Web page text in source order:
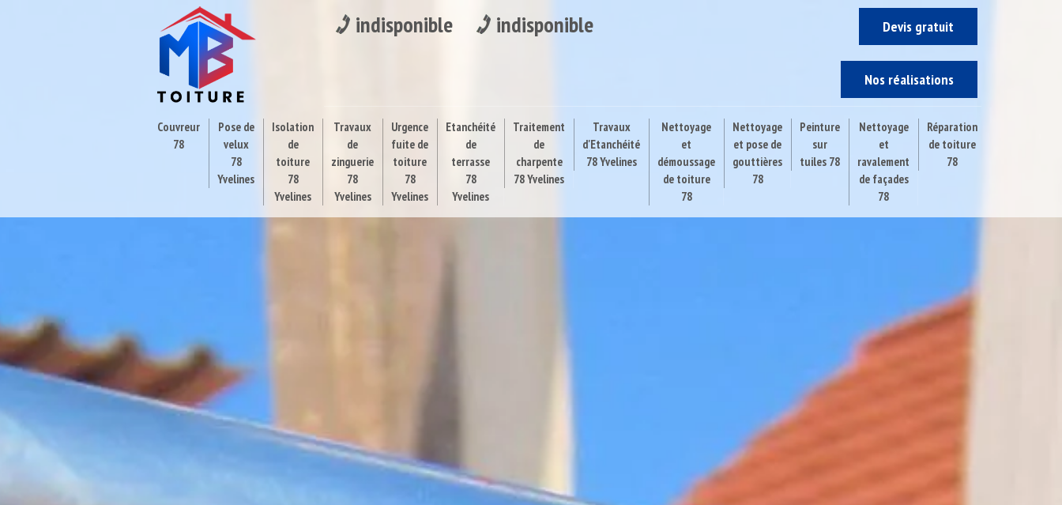
indisponible indisponible Devis gratuit
Nos réalisations
Couvreur
78
Pose de
velux
78
Yvelines
Isolation
de
toiture
78
Yvelines
Travaux
de
zinguerie
78
Yvelines
Urgence
fuite de
toiture
78
Yvelines
Etanchéité
de
terrasse
78
Yvelines
Traitement
de
charpente
78 Yvelines
Travaux
d'Etanchéité
78 Yvelines
Nettoyage
et
démoussage
de toiture
78
Nettoyage
et pose de
gouttières
78
Peinture
sur
tuiles 78
Nettoyage
et
ravalement
de façades
78
Réparation
de toiture
78